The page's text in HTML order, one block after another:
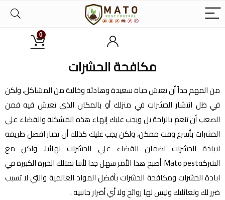
0
مكافحة الحشرات
من المهم جداً أن تعيش حياة سعيدة وهادئة وخالية من المشاكل، ولكن
في ظل انتشار الحشرات في منزلك أو بالمكان الذي تعيش فيه فمن
الصعب أن تنعم بالراحة بل ويجب عليك إنهاء هذه المشكلة والقضاء علي
الحشرات بأسرع وقت ممكن، ولكن يجب عليك كذلك أن تختار افضل طريقه
لابادة الحشرات لضمان القضاء علي الحشرات نهائيا، ولكن مع
الشركةMato pest أصبح هذا الأمر سهل جدا لأننا نمتلك الخبرة الكبيرة في
ابادة الحشرات ومكافحة الحشرات بأفضل المواد العالمية والتي لا تسبب
ضرر لك ولعائلتك وليس لها روائح ولا أي أضرار جانبية .